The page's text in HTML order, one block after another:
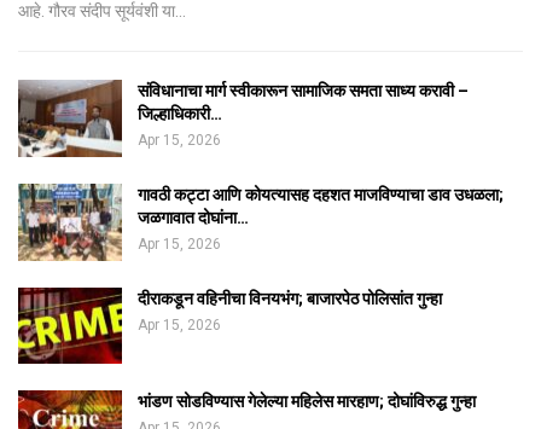
आहे. गौरव संदीप सूर्यवंशी या…
संविधानाचा मार्ग स्वीकारून सामाजिक समता साध्य करावी –
जिल्हाधिकारी…
Apr 15, 2026
गावठी कट्टा आणि कोयत्यासह दहशत माजविण्याचा डाव उधळला;
जळगावात दोघांना…
Apr 15, 2026
दीराकडून वहिनीचा विनयभंग; बाजारपेठ पोलिसांत गुन्हा
Apr 15, 2026
भांडण सोडविण्यास गेलेल्या महिलेस मारहाण; दोघांविरुद्ध गुन्हा